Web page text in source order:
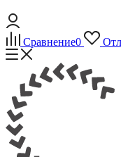
Сравнение0